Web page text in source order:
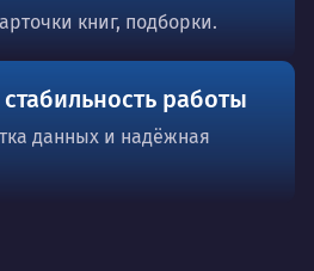
книг, подборки.
работы
данных и надёжная